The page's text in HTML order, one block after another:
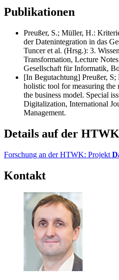
Publikationen
Preußer, S.; Müller, H.:
der Datenintegration in das
Tuncer et al. (Hrsg.): 3.
Transformation, Lecture
Gesellschaft für Informatik,
[In Begutachtung] Preußer,
holistic tool for measuring
the business model. Special
Digitalization, International
Management.
Details auf der
Forschung an der HTWK: Projekt
Kontakt